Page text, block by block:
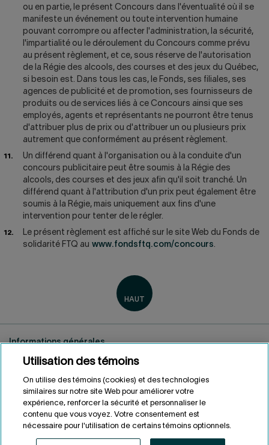
ou en partie, le présent Concours dans l'éventualité où il se
manifeste un événement ou toute intervention humaine
pouvant corrompre ou affecter l'administration, la sécurité,
l'impartialité ou le déroulement du Concours comme prévu
au présent règlement, et ce, sous réserve de l'autorisation
de la Régie des alcools, des courses et des jeux du Québec,
si besoin est. Dans tous les cas, le Fonds, ses filiales, ses
agences de publicité et de promotion, ses fournisseurs de
produits ou de services liés à ce Concours ainsi que ses
employés, agents et représentants ne pourront être tenus
d'attribuer plus de prix ou d'attribuer un ou plusieurs prix
autrement que conformément au présent règlement.
Un différend quant à l'organisation ou à la conduite d'un
concours publicitaire peut être soumis à la Régie des
alcools, des courses et des jeux afin qu'il soit tranché. Un
différend quant à l'attribution d'un prix peut également être
soumis à la Régie, mais uniquement aux fins d'une
intervention pour tenter de le régler.
Le présent règlement est affiché sur le site Web du Fonds de
solidarité FTQ au www.fondsftq.com/concours.
Informations générales
Renseignements personnels
Accessibilité
Personnaliser les témoins
Utilisation des témoins
On utilise des témoins (cookies) et des technologies
similaires sur notre site Web pour améliorer votre
expérience, renforcer la sécurité et personnaliser le
contenu que vous voyez. Votre consentement est
nécessaire pour l'utilisation de certains témoins optionnels.